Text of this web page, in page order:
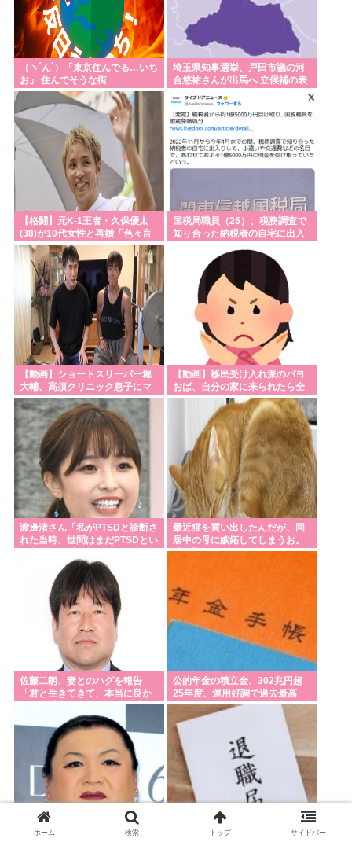
（ヽ´ん`）「東京住んでる…いち
お」 住んでそうな街
埼玉県知事選挙、戸田市議の河
合悠祐さんが出馬へ 立候補の表
明は1人目:東京新聞
【格闘】元K-1王者・久保優太
(38)が10代女性と再婚「色々言
われそうですが…」
国税局職員（25）、税務調査で
知り合った納税者の自宅に出入
するwww
【動画】ショートスリーパー堀
大輔、高須クリニック息子にマ
ジギレ！怖すぎると話題に
【動画】移民受け入れ派のパヨ
おば、自分の家に来られたら全
力で拒否るｗｗｗｗｗｗｗｗｗ
渡邊渚さん「私がPTSDと診断さ
れた当時、世間はまだPTSDとい
最近猫を買い出したんだが、同
居中の母に嫉妬してしまうお。
【再】
佐藤二朗、妻とのハグを報告
「君と生きてきて、本当に良か
った」「文〇砲より遥かに威力
は弱いが、僕のノロケ砲をお見
舞いする」
公的年金の積立金、302兆円超
25年度、運用好調で過去最高
マツコ、同じ服を「2週間ぐらい
従業員退職倒産、過去最多www
ホーム 検索 トップ サイドバー